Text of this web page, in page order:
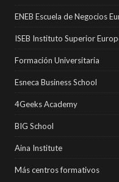
ENEB Escuela de Negocios
ISEB Instituto Superior
Formación Universitaria
Esneca Business School
4Geeks Academy
BIG School
Aina Institute
Más centros formativos